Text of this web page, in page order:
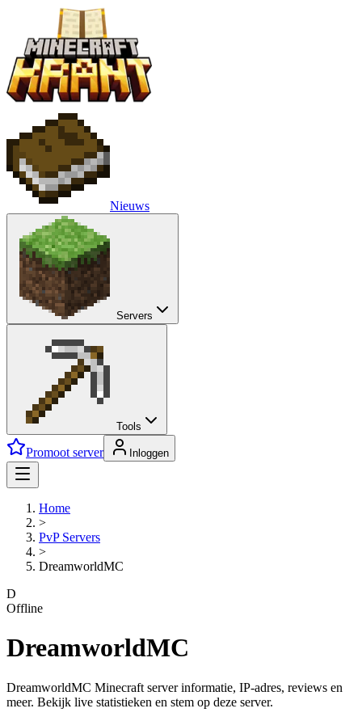
Nieuws
Servers
Tools
Promoot server Inloggen
Home
>
PvPServers
>
DreamworldMC
D
Offline
DreamworldMC
DreamworldMC Minecraft server informatie, IP-adres, reviews en
meer. Bekijk live statistieken en stem op deze server.